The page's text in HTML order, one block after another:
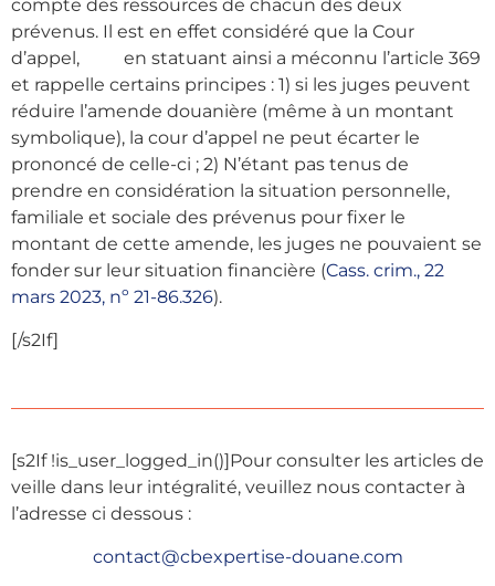
compte des ressources de chacun des deux
prévenus. Il est en effet considéré que la Cour
d’appel, en statuant ainsi a méconnu l’article 369
et rappelle certains principes : 1) si les juges peuvent
réduire l’amende douanière (même à un montant
symbolique), la cour d’appel ne peut écarter le
prononcé de celle-ci ; 2) N’étant pas tenus de
prendre en considération la situation personnelle,
familiale et sociale des prévenus pour fixer le
montant de cette amende, les juges ne pouvaient se
fonder sur leur situation financière (Cass. crim., 22
mars 2023, nº 21-86.326).
[/s2If]
[s2If !is_user_logged_in()] Pour consulter les articles de
veille dans leur intégralité, veuillez nous contacter à
l’adresse ci dessous :
contact@cbexpertise-douane.com